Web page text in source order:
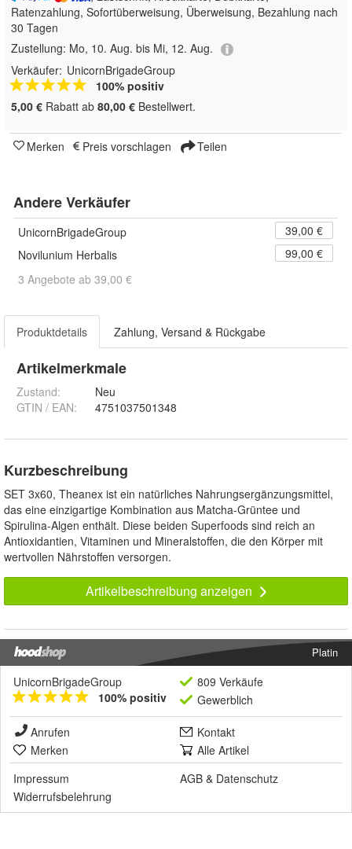
Ratenzahlung, Sofortüberweisung, Überweisung, Bezahlung nach
30 Tagen
Zustellung: Mo, 10. Aug. bis Mi, 12. Aug.
Verkäufer: UnicornBrigadeGroup
100% positiv
5,00 € Rabatt ab 80,00 € Bestellwert.
Merken Preis vorschlagen Teilen
Andere Verkäufer
UnicornBrigadeGroup
39,00 €
Novilunium Herbalis
99,00 €
3 Angebote ab 39,00 €
Produktdetails Zahlung, Versand & Rückgabe
Artikelmerkmale
Zustand:
Neu
GTIN / EAN:
4751037501348
Kurzbeschreibung
SET 3x60, Theanex ist ein natürliches Nahrungsergänzungsmittel,
das eine einzigartige Kombination aus Matcha-Grüntee und
Spirulina-Algen enthält. Diese beiden Superfoods sind reich an
Antioxidantien, Vitaminen und Mineralstoffen, die den Körper mit
wertvollen Nährstoffen versorgen.
Artikelbeschreibung anzeigen
Platin
UnicornBrigadeGroup
100% positiv
809 Verkäufe
Gewerblich
Anrufen
Kontakt
Merken
Alle Artikel
Impressum
AGB & Datenschutz
Widerrufsbelehrung